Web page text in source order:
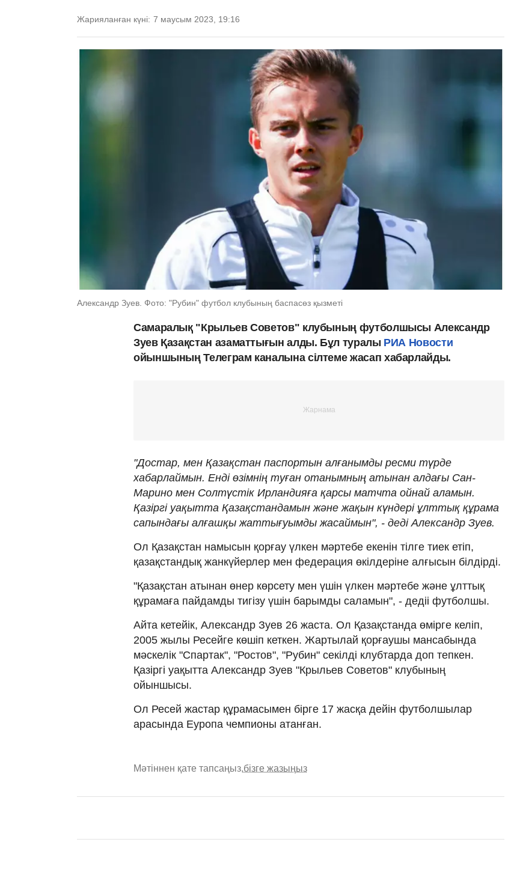
Жарияланған күні: 7 маусым 2023, 19:16
Александр Зуев. Фото: "Рубин" футбол клубының баспасөз қызметі
Самаралық "Крыльев Советов" клубының футболшысы Александр
Зуев Қазақстан азаматтығын алды. Бұл туралы РИА Новости
ойыншының Телеграм каналына сілтеме жасап хабарлайды.
"Достар, мен Қазақстан паспортын алғанымды ресми түрде
хабарлаймын. Енді өзімнің туған отанымның атынан алдағы Сан-
Марино мен Солтүстік Ирландияға қарсы матчта ойнай аламын.
Қазіргі уақытта Қазақстандамын және жақын күндері ұлттық құрама
сапындағы алғашқы жаттығуымды жасаймын", - деді Александр Зуев.
Ол Қазақстан намысын қорғау үлкен мәртебе екенін тілге тиек етіп,
қазақстандық жанкүйерлер мен федерация өкілдеріне алғысын білдірді.
"Қазақстан атынан өнер көрсету мен үшін үлкен мәртебе және ұлттық
құрамаға пайдамды тигізу үшін барымды саламын", - дедіі футболшы.
Айта кетейік, Александр Зуев 26 жаста. Ол Қазақстанда өмірге келіп,
2005 жылы Ресейге көшіп кеткен. Жартылай қорғаушы мансабында
мәскелік "Спартак", "Ростов", "Рубин" секілді клубтарда доп тепкен.
Қазіргі уақытта Александр Зуев "Крыльев Советов" клубының
ойыншысы.
Ол Ресей жастар құрамасымен бірге 17 жасқа дейін футболшылар
арасында Еуропа чемпионы атанған.
Мәтіннен қате тапсаңыз,бізге жазыңыз